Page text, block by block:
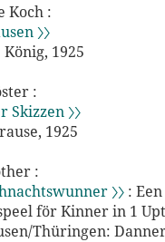
Koch :
〉〉
1925
:
〉〉
1925
:
〉〉 : Een
för Kinner in 1
Thüringen: